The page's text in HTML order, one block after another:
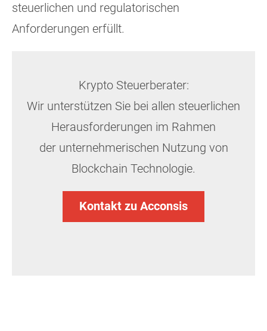
steuerlichen und regulatorischen
Anforderungen erfüllt.
Krypto Steuerberater:
Wir unterstützen Sie bei allen steuerlichen
Herausforderungen im Rahmen
der unternehmerischen Nutzung von
Blockchain Technologie.
Kontakt zu Acconsis